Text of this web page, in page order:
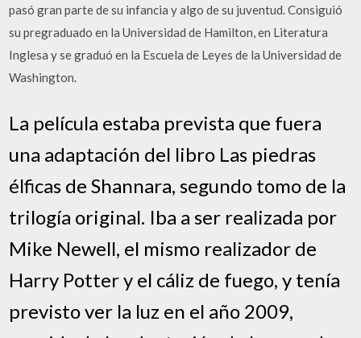
pasó gran parte de su infancia y algo de su juventud. Consiguió
su pregraduado en la Universidad de Hamilton, en Literatura
Inglesa y se graduó en la Escuela de Leyes de la Universidad de
Washington.
La película estaba prevista que fuera
una adaptación del libro Las piedras
élficas de Shannara, segundo tomo de la
trilogía original. Iba a ser realizada por
Mike Newell, el mismo realizador de
Harry Potter y el cáliz de fuego, y tenía
previsto ver la luz en el año 2009,